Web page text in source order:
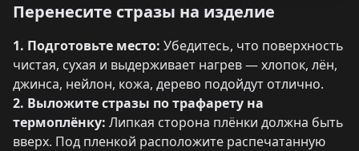
Перенесите стразы на изделие
1. Подготовьте место: Убедитесь, что поверхность
чистая, сухая и выдерживает нагрев — хлопок, лён,
джинса, нейлон, кожа, дерево подойдут отлично.
2. Выложите стразы по трафарету на
термоплёнку: Липкая сторона плёнки должна быть
вверх. Под пленкой расположите распечатанную